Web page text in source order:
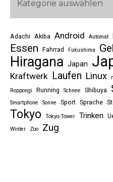
Adachi Akiba Android Automat
Essen Fahrrad Fukushima
Hiragana Japan
Kraftwerk Laufen Linux
Roppongi
Running Schnee Shibuya
Smartphone Sonne Sport Sprache
Tokyo Tokyo-Tower Trinken
Winter Zoo Zug